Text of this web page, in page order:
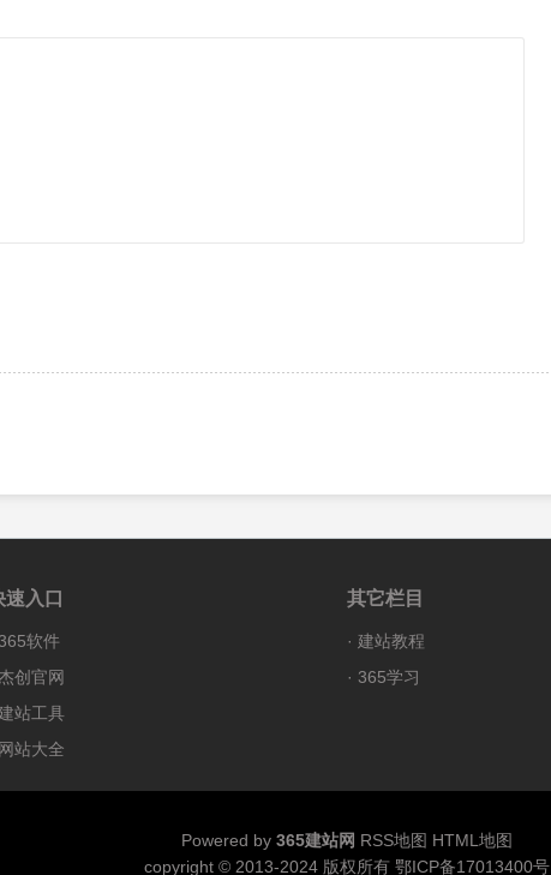
速入口
软件
创官网
站工具
网站大全
其它栏目
· 建站教程
· 365学习
Powered by 365建站网 RSS地图 HTML地图
copyright © 2013-2024 版权所有 鄂ICP备17013400号